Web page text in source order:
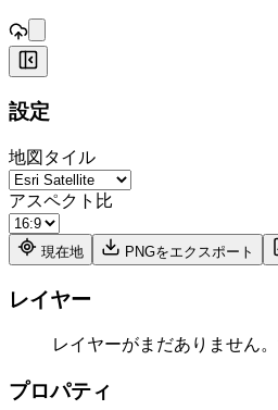
+
設定
地図タイル
アスペクト比
現在地 PNGをエクスポート
レイヤー
レイヤーがまだありません
プロパティ